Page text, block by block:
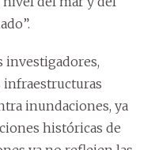
investigadores,
infraestructuras
inundaciones, ya
históricas de